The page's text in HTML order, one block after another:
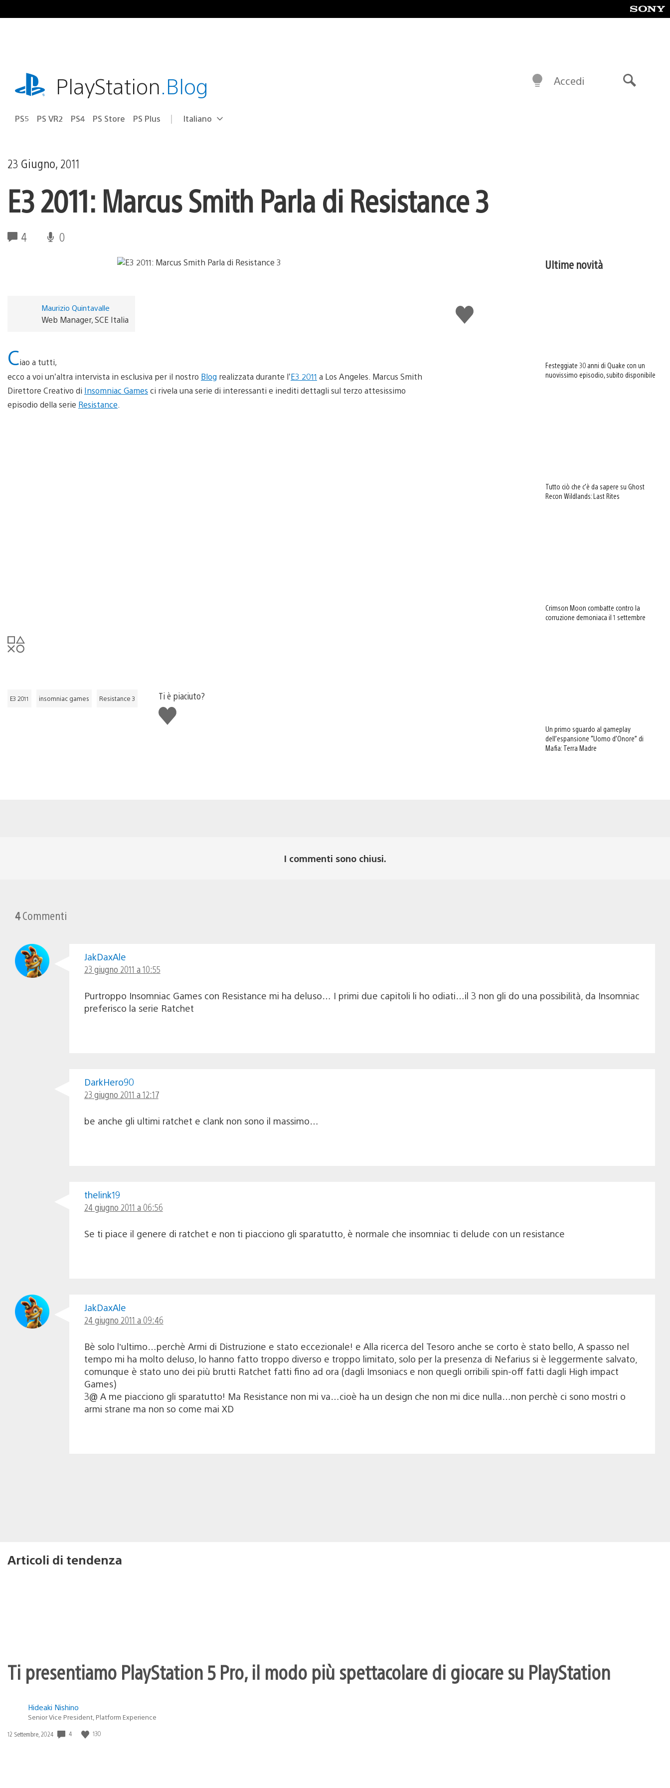
al
playstation.comPlayStation.Blog
PS5 PS VR2 PS4 PS Store PS Plus Seleziona
Regione
Italiano
Accedi
23 Giugno, 2011
E3 2011: Marcus Smith Parla di Resistance 3
4 0
Mi
piace
Maurizio Quintavalle
Web Manager, SCE Italia
Ciao a tutti,
ecco a voi un’altra intervista in esclusiva per il nostro Blog realizzata durante l’E3 2011 a Los Angeles. Marcus Smith
Direttore Creativo di Insomniac Games ci rivela una serie di interessanti e inediti dettagli sul terzo attesissimo
episodio della serie Resistance
E3 2011 insomniac games Resistance 3
Ti è piaciuto?
Mi
piace
Ultime novità
Festeggiate 30 anni di Quake con un
nuovissimo episodio, subito disponibile
Tutto ciò che c’è da sapere su Ghost
Recon Wildlands: Last Rites
Crimson Moon combatte contro la
corruzione demoniaca il 1 settembre
Un primo sguardo al gameplay
dell’espansione “Uomo d’Onore” di
Mafia: Terra Madre
I commenti sono chiusi.
4Commenti
JakDaxAle
23 giugno 2011 a 10:55
Purtroppo Insomniac Games con Resistance mi ha deluso… I primi due capitoli li ho odiati…il 3 non gli do una possibilità, da Insomniac
preferisco la serie Ratchet
DarkHero90
23 giugno 2011 a 12:17
be anche gli ultimi ratchet e clank non sono il massimo…
thelink19
24 giugno 2011 a 06:56
Se ti piace il genere di ratchet e non ti piacciono gli sparatutto, è normale che insomniac ti delude con un resistance
JakDaxAle
24 giugno 2011 a 09:46
Bè solo l’ultimo…perchè Armi di Distruzione e stato eccezionale! e Alla ricerca del Tesoro anche se corto è stato bello, A spasso nel
tempo mi ha molto deluso, lo hanno fatto troppo diverso e troppo limitato, solo per la presenza di Nefarius si è leggermente salvato,
comunque è stato uno dei più brutti Ratchet fatti fino ad ora (dagli Imsoniacs e non quegli orribili spin-off fatti dagli High impact
Games)
3@ A me piacciono gli sparatutto! Ma Resistance non mi va…cioè ha un design che non mi dice nulla…non perchè ci sono mostri o
armi strane ma non so come mai XD
Articoli di tendenza
Ti presentiamo PlayStation 5 Pro, il modo più spettacolare di giocare su PlayStation
Hideaki Nishino
Senior Vice President, Platform Experience
Data
12 Settembre, 2024 4 130